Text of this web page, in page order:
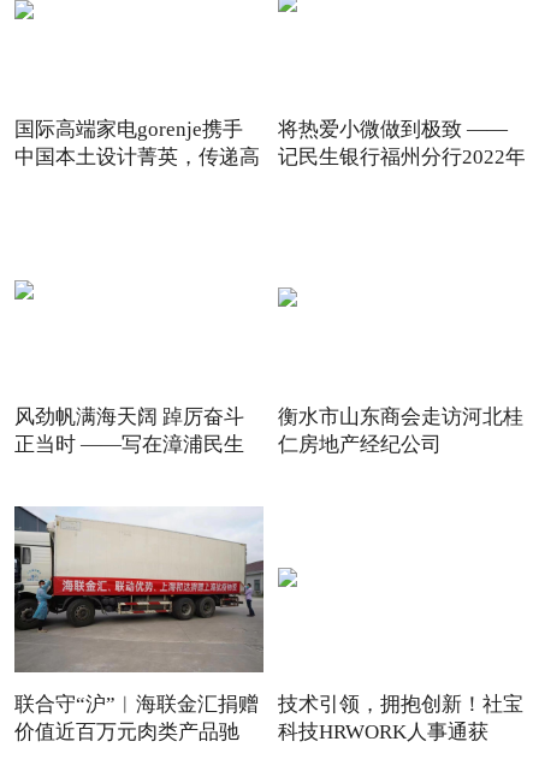
国际高端家电gorenje携手
中国本土设计菁英，传递高
将热爱小微做到极致 ——
记民生银行福州分行2022年
风劲帆满海天阔 踔厉奋斗
正当时 ——写在漳浦民生
衡水市山东商会走访河北桂
仁房地产经纪公司
联合守“沪”︱海联金汇捐赠
价值近百万元肉类产品驰
技术引领，拥抱创新！社宝
科技HRWORK人事通获